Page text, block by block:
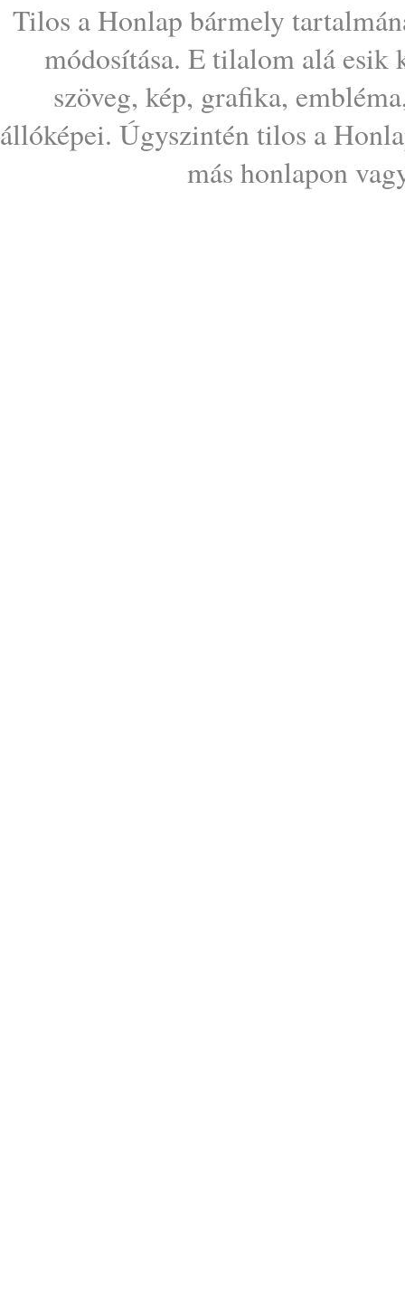
Tilos a Honlap bármely
módosítása. E tilalom alá esik
szöveg, kép, grafika,
állóképei. Úgyszintén tilos a
más honlapon